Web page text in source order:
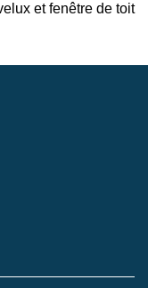
et fenêtre de toit